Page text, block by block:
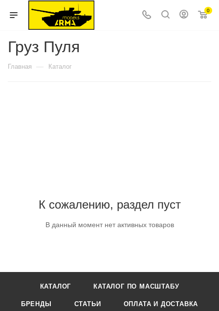
0
Груз Пуля
Главная — Каталог
К сожалению, раздел пуст
В данный момент нет активных товаров
КАТАЛОГ КАТАЛОГ ПО МАСШТАБУ
БРЕНДЫ СТАТЬИ ОПЛАТА И ДОСТАВКА